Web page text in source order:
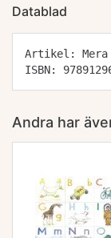
Datablad
Artikel: Mera
ISBN:
Andra har